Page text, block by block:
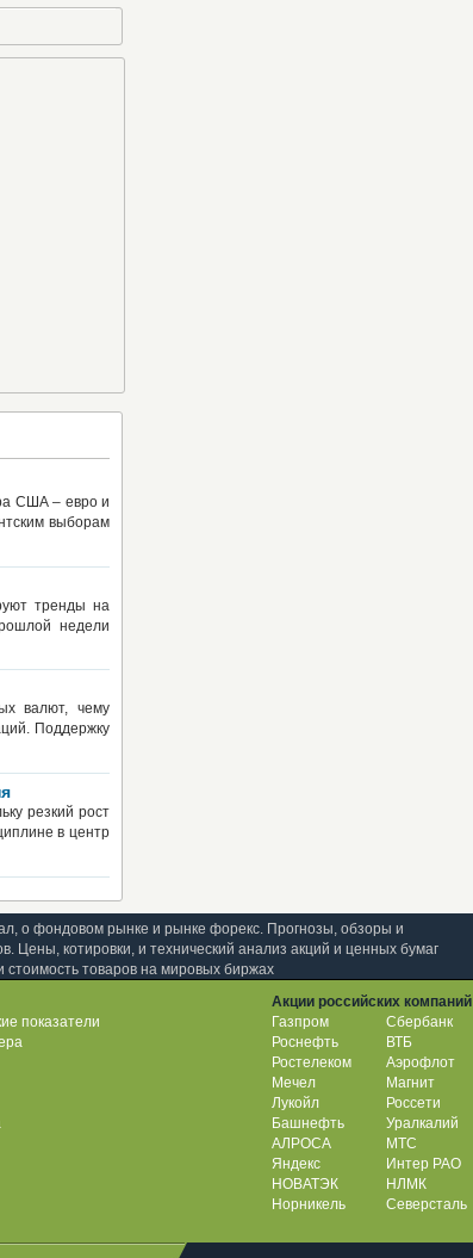
США – евро и
выборам
тренды на
недели
валют, чему
Поддержку
резкий рост
в центр
о фондовом рынке и рынке форекс. Прогнозы, обзоры и
Цены, котировки, и технический анализ акций и ценных бумаг
товаров на мировых биржах
показатели
Акции российских компаний
Газпром
Сбербанк
Роснефть
ВТБ
Ростелеком
Аэрофлот
Мечел
Магнит
Лукойл
Россети
Башнефть
Уралкалий
АЛРОСА
МТС
Яндекс
Интер РАО
НОВАТЭК
НЛМК
Норникель
Северсталь